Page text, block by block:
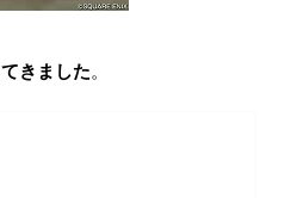
きました。